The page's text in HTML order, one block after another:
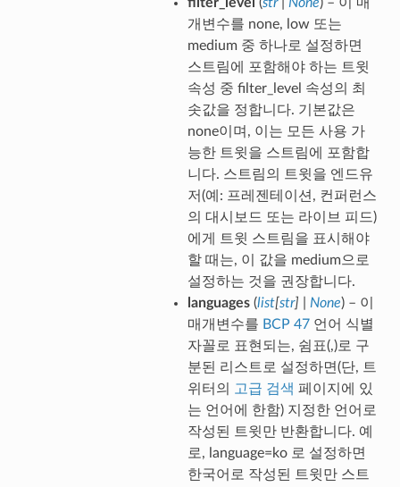
개변수를 none, low 또는
medium 중 하나로 설정하면
스트림에 포함해야 하는 트윗
속성 중 filter_level 속성의 최
솟값을 정합니다. 기본값은
none이며, 이는 모든 사용 가
능한 트윗을 스트림에 포함합
니다. 스트림의 트윗을 엔드유
저(예: 프레젠테이션, 컨퍼런스
의 대시보드 또는 라이브 피드)
에게 트윗 스트림을 표시해야
할 때는, 이 값을 medium으로
설정하는 것을 권장합니다.
languages(list[str] None) – 이
매개변수를 BCP 47언어 식별
자꼴로 표현되는, 쉼표(,)로 구
분된 리스트로 설정하면(단, 트
위터의
고급 검색 페이지에 있
는 언어에 한함) 지정한 언어로
작성된 트윗만 반환합니다. 예
로, language=ko 로 설정하면
한국어로 작성된 트윗만 스트